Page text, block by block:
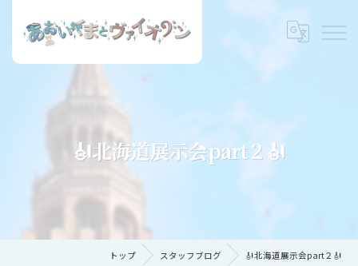
🎻北海道展示会part２🎻
トップ スタッフブログ 🎻北海道展示会part２🎻